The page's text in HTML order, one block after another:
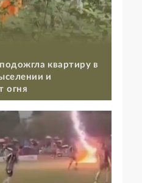
квартиру в
и
огня